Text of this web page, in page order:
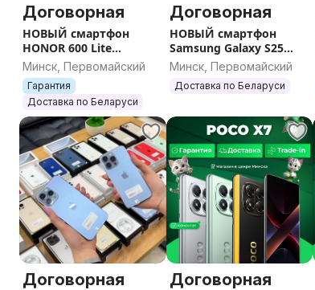
Договорная
НОВЫЙ смартфон
HONOR 600 Lite
(запечатан) / Гарантия
/ Все цвета / Память
Минск, Первомайский
Гарантия
Доставка по Беларуси
Договорная
НОВЫЙ смартфон
Samsung Galaxy S25
Ultra (запечатан)
Sim+E-sim / Гарантия /
Все цвета / Память
Минск, Первомайский
Доставка по Беларуси
Договорная Договорная